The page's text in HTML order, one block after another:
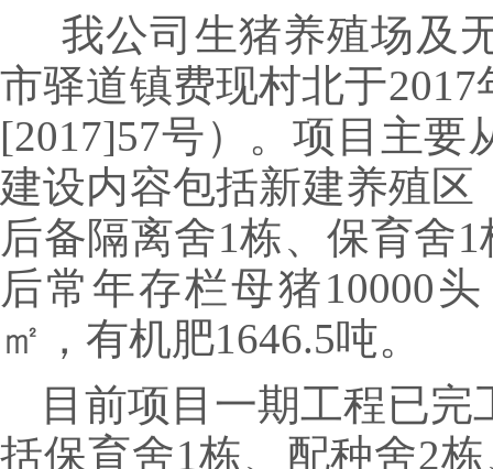
我公司生猪养殖场及
市驿道镇费现村北于
[2017]57号）。项目主
建设内容包括新建养殖区
后备隔离舍1栋、保育舍
后常年存栏母猪10000
㎡，有机肥1646.5吨。
目前项目一期工程已
括保育舍1栋、配种舍2